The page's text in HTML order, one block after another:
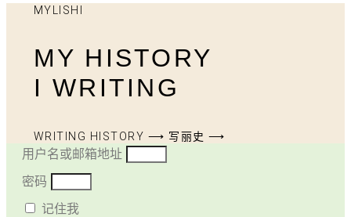
MYLISHI
MY HISTORY
I WRITING
WRITING HISTORY ⟶ 写丽史 ⟶
用户名或邮箱地址
密码
记住我